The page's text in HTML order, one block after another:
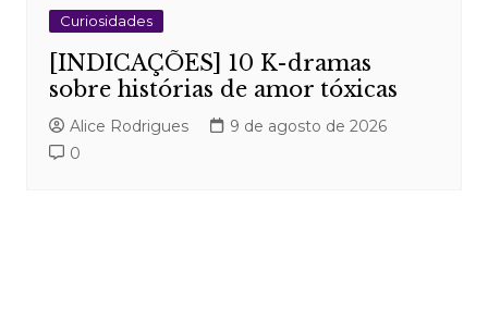
Curiosidades
[INDICAÇÕES] 10 K-dramas
sobre histórias de amor tóxicas
Alice Rodrigues
9 de agosto de 2026
0